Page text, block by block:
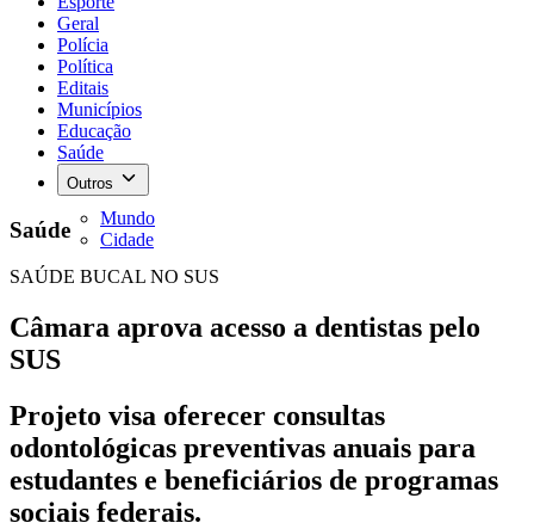
Geral
Polícia
Política
Editais
Municípios
Educação
Saúde
Outros
Mundo
Cidade
Saúde
SAÚDE BUCAL NO SUS
Câmara aprova acesso a dentistas pelo
SUS
Projeto visa oferecer consultas
odontológicas preventivas anuais para
estudantes e beneficiários de programas
sociais federais.